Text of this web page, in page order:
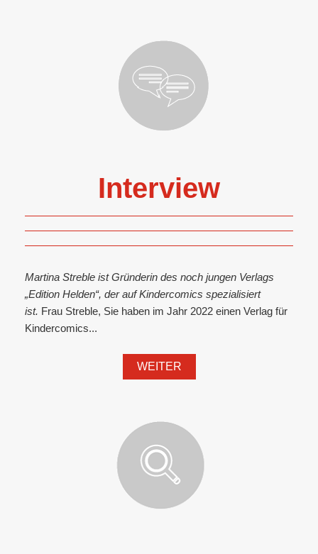
Interview
Martina Streble ist Gründerin des noch jungen Verlags
„Edition Helden“, der auf Kindercomics spezialisiert
ist. Frau Streble, Sie haben im Jahr 2022 einen Verlag für
Kindercomics...
WEITER